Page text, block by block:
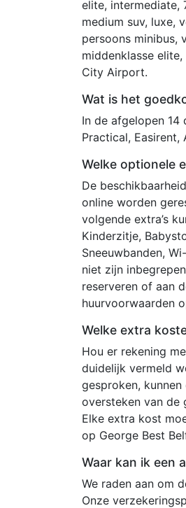
elite, intermediate,
medium suv, luxe,
persoons minibus,
middenklasse
City Airport.
Wat is het
In de afgelopen
Practical, Easirent,
Welke optionele
De
online worden
volgende extra’s
Kinderzitje,
Sneeuwbanden,
niet zijn
reserveren of aan
huurvoorwaarden
Welke extra
Hou er rekening
duidelijk vermeld
gesproken,
oversteken van de
Elke extra kost
op George Best
Waar kan ik een
We raden aan om
Onze